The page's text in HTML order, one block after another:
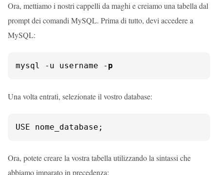
Ora, mettiamo i nostri cappelli da maghi e creiamo una tabella dal
prompt dei comandi MySQL. Prima di tutto, devi accedere a
MySQL:
mysql -u username - p
Una volta entrati, selezionate il vostro database:
USE nome_database;
Ora, potete creare la vostra tabella utilizzando la sintassi che
abbiamo imparato in precedenza: